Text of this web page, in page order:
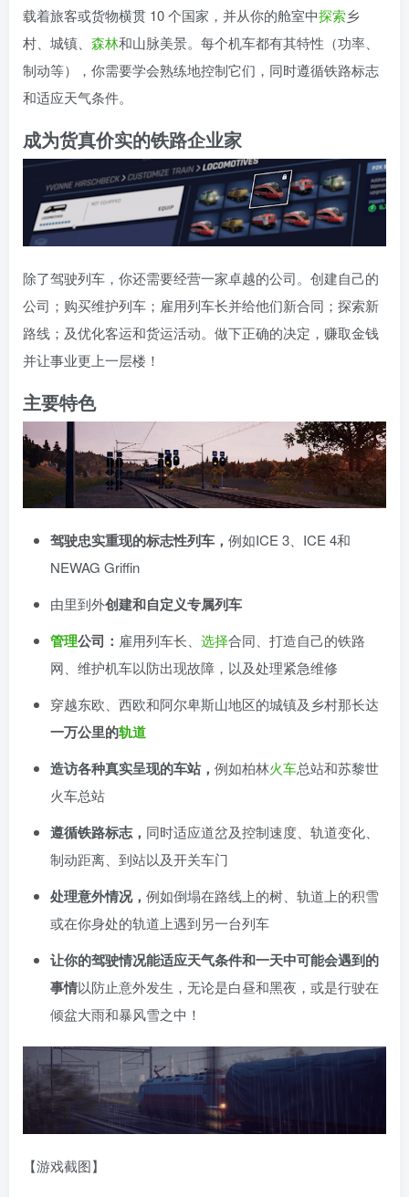
载着旅客或货物横贯 10 个国家，并从你的舱室中探索乡
村、城镇、 森林和山脉美景。每个机车都有其特性（功率、
制动等），你需要学会熟练地控制它们，同时遵循铁路标志
和适应天气条件。
成为货真价实的铁路企业家
除了驾驶列车，你还需要经营一家卓越的公司。创建自己的
公司；购买维护列车；雇用列车长并给他们新合同；探索新
路线；及优化客运和货运活动。做下正确的决定，赚取金钱
并让事业更上一层楼！
主要特色
驾驶忠实重现的标志性列车， 例如ICE 3、ICE 4和
NEWAG Griffin
由里到外创建和自定义专属列车
管理公司： 雇用列车长、 选择合同、打造自己的铁路
网、维护机车以防出现故障，以及处理紧急维修
穿越东欧、西欧和阿尔卑斯山地区的城镇及乡村那长达
一万公里的轨道
造访各种真实呈现的车站， 例如柏林火车总站和苏黎世
火车总站
遵循铁路标志， 同时适应道岔及控制速度、轨道变化、
制动距离、到站以及开关车门
处理意外情况， 例如倒塌在路线上的树、轨道上的积雪
或在你身处的轨道上遇到另一台列车
让你的驾驶情况能适应天气条件和一天中可能会遇到的
事情以防止意外发生，无论是白昼和黑夜，或是行驶在
倾盆大雨和暴风雪之中！
【游戏截图】